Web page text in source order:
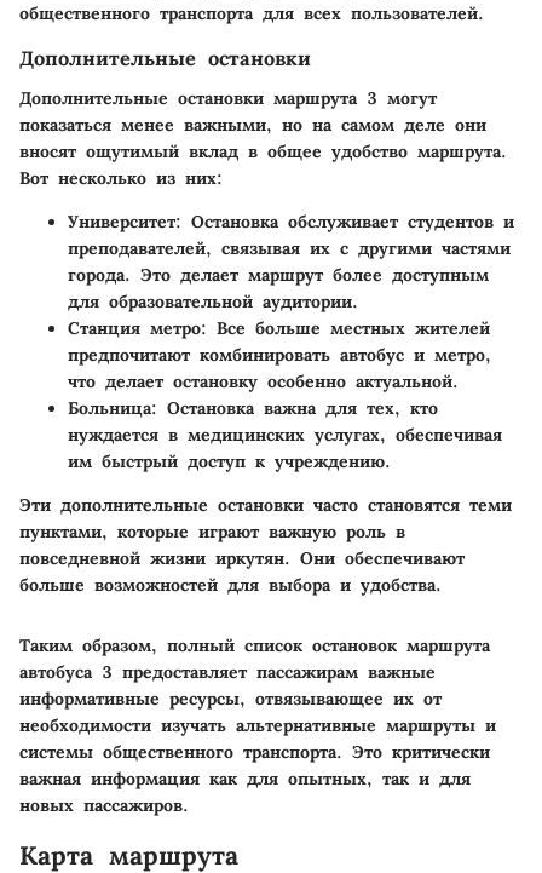
общественного транспорта для всех пользователей.
Дополнительные остановки
Дополнительные остановки маршрута 3 могут
показаться менее важными, но на самом деле они
вносят ощутимый вклад в общее удобство маршрута.
Вот несколько из них:
Университет: Остановка обслуживает студентов и
преподавателей, связывая их с другими частями
города. Это делает маршрут более доступным
для образовательной аудитории.
Станция метро: Все больше местных жителей
предпочитают комбинировать автобус и метро,
что делает остановку особенно актуальной.
Больница: Остановка важна для тех, кто
нуждается в медицинских услугах, обеспечивая
им быстрый доступ к учреждению.
Эти дополнительные остановки часто становятся теми
пунктами, которые играют важную роль в
повседневной жизни иркутян. Они обеспечивают
больше возможностей для выбора и удобства.
Таким образом, полный список остановок маршрута
автобуса 3 предоставляет пассажирам важные
информативные ресурсы, отвязывающее их от
необходимости изучать альтернативные маршруты и
системы общественного транспорта. Это критически
важная информация как для опытных, так и для
новых пассажиров.
Карта маршрута